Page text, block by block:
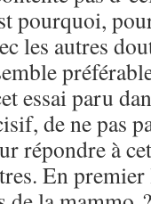
pourquoi,
les autres
essai paru
de ne pas
répondre à
En